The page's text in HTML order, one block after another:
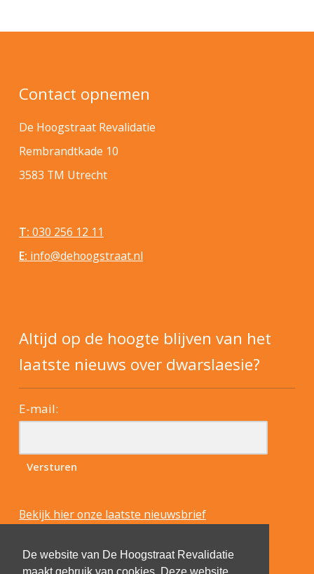
De website van De Hoogstraat Revalidatie
maakt gebruik van cookies. Deze website
Contact opnemen
De Hoogstraat Revalidatie
Rembrandtkade 10
3583 TM Utrecht
T: 030 256 12 11
E: info@dehoogstraat.nl
Altijd op de hoogte blijven van het
laatste nieuws over dwarslaesie?
E-mail:
Bekijk hier onze laatste nieuwsbrief